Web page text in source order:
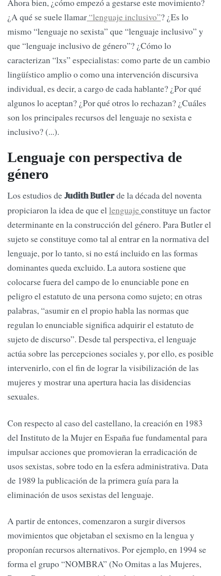
Ahora bien, ¿cómo empezó a gestarse este movimiento?
¿A qué se suele llamar “lenguaje inclusivo”? ¿Es lo
mismo “lenguaje no sexista” que “lenguaje inclusivo” y
que “lenguaje inclusivo de género”? ¿Cómo lo
caracterizan “lxs” especialistas: como parte de un cambio
lingüístico amplio o como una intervención discursiva
individual, es decir, a cargo de cada hablante? ¿Por qué
algunos lo aceptan? ¿Por qué otros lo rechazan? ¿Cuáles
son los principales recursos del lenguaje no sexista e
inclusivo? (...).
Lenguaje con perspectiva de
género
Los estudios deJudith Butlerde la década del noventa
propiciaron la idea de que ellenguajeconstituye un factor
determinante en la construcción del género. Para Butler el
sujeto se constituye como tal al entrar en la normativa del
lenguaje, por lo tanto, si no está incluido en las formas
dominantes queda excluido. La autora sostiene que
colocarse fuera del campo de lo enunciable pone en
peligro el estatuto de una persona como sujeto; en otras
palabras, “asumir en el propio habla las normas que
regulan lo enunciable significa adquirir el estatuto de
sujeto de discurso”. Desde tal perspectiva, el lenguaje
actúa sobre las percepciones sociales y, por ello, es posible
intervenirlo, con el fin de lograr la visibilización de las
mujeres y mostrar una apertura hacia las disidencias
sexuales.
Con respecto al caso del castellano, la creación en 1983
del Instituto de la Mujer en España fue fundamental para
impulsar acciones que promovieran la erradicación de
usos sexistas, sobre todo en la esfera administrativa. Data
de 1989 la publicación de la primera guía para la
eliminación de usos sexistas del lenguaje.
A partir de entonces, comenzaron a surgir diversos
movimientos que objetaban el sexismo en la lengua y
proponían recursos alternativos. Por ejemplo, en 1994 se
forma el grupo “NOMBRA” (No Omitas a las Mujeres,